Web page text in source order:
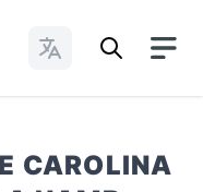
Cambiar idioma
CAROLINA